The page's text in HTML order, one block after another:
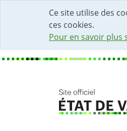
Ce site utilise des
ces cookies.
Pour en savoir plus
DÉBUT DU
ACCÈS AU
PAGE D'ACCUEIL
FORMULAIRE DE